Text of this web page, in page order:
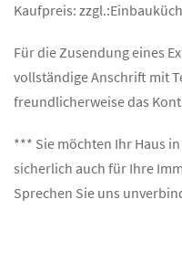
Kaufpreis:
Für die Zusendung eines
vollständige Anschrift mit
freundlicherweise das
*** Sie möchten Ihr Haus
sicherlich auch für Ihre
Sprechen Sie uns